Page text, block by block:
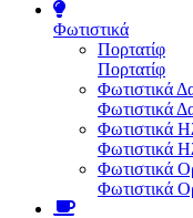
Φωτιστικά
Πορτατίφ
Πορτατίφ
Φωτιστικά
Φωτιστικά
Φωτιστικά
Φωτιστικά
Φωτιστικά
Φωτιστικά